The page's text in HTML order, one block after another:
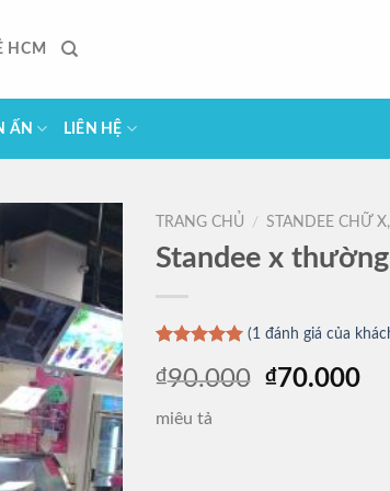
HCM
ẤN LIÊN HỆ
TRANG CHỦ / STANDEE CHỮ
Standee x
dựa trên
(1 đánh giá của
₫90.000 Giá
₫70.000Giá
miêu tả